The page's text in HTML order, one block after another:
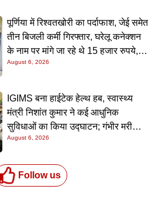
पूर्णिया में रिश्वतखोरी का पर्दाफाश, जेई समेत
तीन बिजली कर्मी गिरफ्तार, घरेलू कनेक्शन
के नाम पर मांगे जा रहे थे 15 हजार रुपये,
निगरानी टीम ने रंगे हाथ पकड़ा
August 6, 2026
IGIMS बना हाईटेक हेल्थ हब, स्वास्थ्य
मंत्री निशांत कुमार ने कई आधुनिक
सुविधाओं का किया उद्घाटन; गंभीर मरीजों
के इलाज में आएगा बड़ा सुधार
August 6, 2026
Follow us